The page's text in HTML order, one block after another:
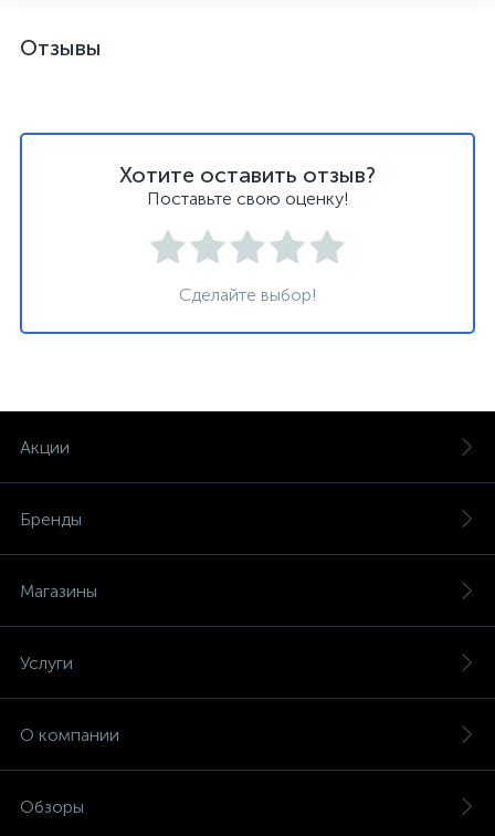
Отзывы
Хотите оставить отзыв?
Поставьте свою оценку!
Сделайте выбор!
Акции
Бренды
Магазины
Услуги
О компании
Обзоры